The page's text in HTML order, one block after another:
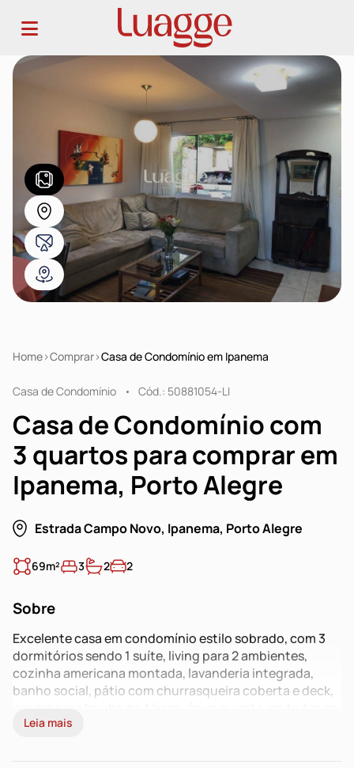
Home Comprar Casa de Condomínio em Ipanema
Casa de Condomínio Cód.: 50881054-LI
Casa de Condomínio com
3 quartos para comprar em
Ipanema, Porto Alegre
Estrada Campo Novo, Ipanema, Porto Alegre
69m² 3 2 2
Sobre
Excelente casa em condomínio estilo sobrado, com 3
dormitórios sendo 1 suíte, living para 2 ambientes,
cozinha americana montada, lavanderia integrada,
banho social, pátio com churrasqueira coberta e deck,
torneiras, junker. 2 vagas com pergolado. Baixo custo
Leia mais